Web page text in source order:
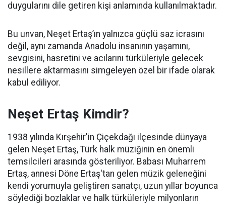
duygularını dile getiren kişi anlamında kullanılmaktadır.
Bu unvan, Neşet Ertaş’ın yalnızca güçlü saz icrasını
değil, aynı zamanda Anadolu insanının yaşamını,
sevgisini, hasretini ve acılarını türküleriyle gelecek
nesillere aktarmasını simgeleyen özel bir ifade olarak
kabul ediliyor.
Neşet Ertaş Kimdir?
1938 yılında Kırşehir'in Çiçekdağı ilçesinde dünyaya
gelen Neşet Ertaş, Türk halk müziğinin en önemli
temsilcileri arasında gösteriliyor. Babası Muharrem
Ertaş, annesi Döne Ertaş'tan gelen müzik geleneğini
kendi yorumuyla geliştiren sanatçı, uzun yıllar boyunca
söylediği bozlaklar ve halk türküleriyle milyonların